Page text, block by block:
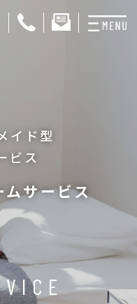
お料理代行
おためしサービス
サービス一覧
ご契約者さま限定サ
会社紹介
イド型
ビス
ムサービス